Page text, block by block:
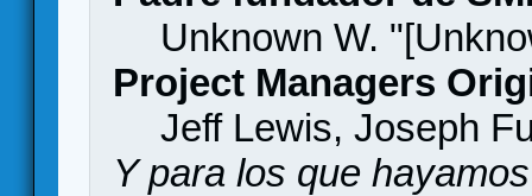
Unknown W.
Project Managers
Jeff Lewis, Joseph
Y para los que